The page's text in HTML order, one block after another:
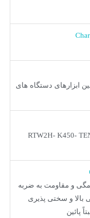
ابزارهای دستگاه های
RTW2H- K450-
و مقاومت به ضربه
و سختی پذیری
پائین